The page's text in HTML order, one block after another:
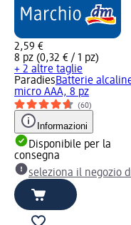
2,59 €
8 pz (0,32 € / 1 pz)
+ 2 altre taglie
ParadiesBatterie
micro AAA, 8 pz
(60)
Informazioni
Disponibile per la
consegna
seleziona il negozio